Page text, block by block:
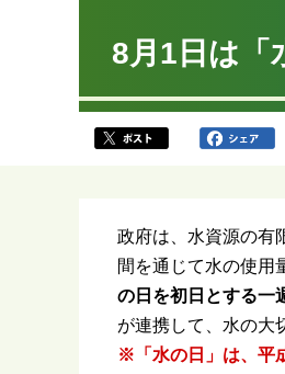
8月1日は「
政府は、水資源の有
間を通じて水の使用
の日を初日とする一
が連携して、水の大
※「水の日」は、平